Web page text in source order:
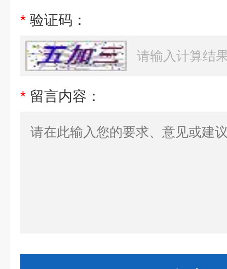
* 验证码：
* 留言内容：